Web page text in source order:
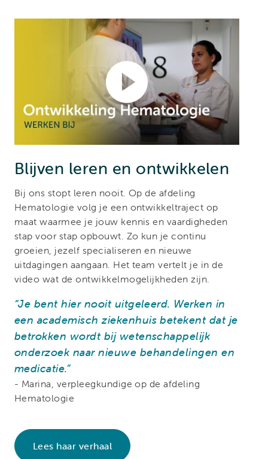
Blijven leren en ontwikkelen
Bij ons stopt leren nooit. Op de afdeling
Hematologie volg je een ontwikkeltraject op
maat waarmee je jouw kennis en vaardigheden
stap voor stap opbouwt. Zo kun je continu
groeien, jezelf specialiseren en nieuwe
uitdagingen aangaan. Het team vertelt je in de
video wat de ontwikkelmogelijkheden zijn.
“Je bent hier nooit uitgeleerd. Werken in
een academisch ziekenhuis betekent dat je
betrokken wordt bij wetenschappelijk
onderzoek naar nieuwe behandelingen en
medicatie.”
- Marina, verpleegkundige op de afdeling
Hematologie
Lees haar verhaal